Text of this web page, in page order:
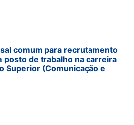
comum para recrutamento
posto de trabalho na carreira
Superior (Comunicação e